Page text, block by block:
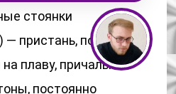
стоянки
пристань, постоянно
плаву, причальные
постоянно